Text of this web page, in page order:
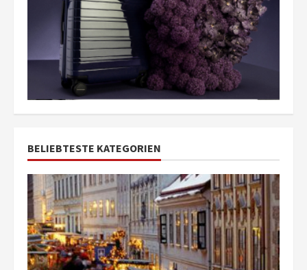
BELIEBTESTE KATEGORIEN